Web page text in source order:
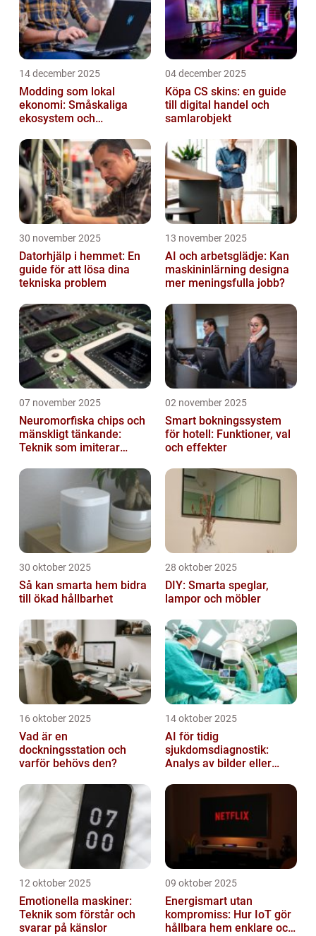
14 december 2025
Modding som lokal
ekonomi: Småskaliga
ekosystem och
04 december 2025
Köpa CS skins: en guide
till digital handel och
samlarobjekt
30 november 2025
Datorhjälp i hemmet: En
guide för att lösa dina
tekniska problem
13 november 2025
AI och arbetsglädje: Kan
maskininlärning designa
mer meningsfulla jobb?
07 november 2025
Neuromorfiska chips och
mänskligt tänkande:
Teknik som imiterar
02 november 2025
Smart bokningssystem
för hotell: Funktioner, val
och effekter
30 oktober 2025
Så kan smarta hem bidra
till ökad hållbarhet
28 oktober 2025
DIY: Smarta speglar,
lampor och möbler
16 oktober 2025
Vad är en
dockningsstation och
varför behövs den?
14 oktober 2025
AI för tidig
sjukdomsdiagnostik:
Analys av bilder eller
12 oktober 2025
Emotionella maskiner:
Teknik som förstår och
svarar på känslor
09 oktober 2025
Energismart utan
kompromiss: Hur IoT gör
hållbara hem enklare och